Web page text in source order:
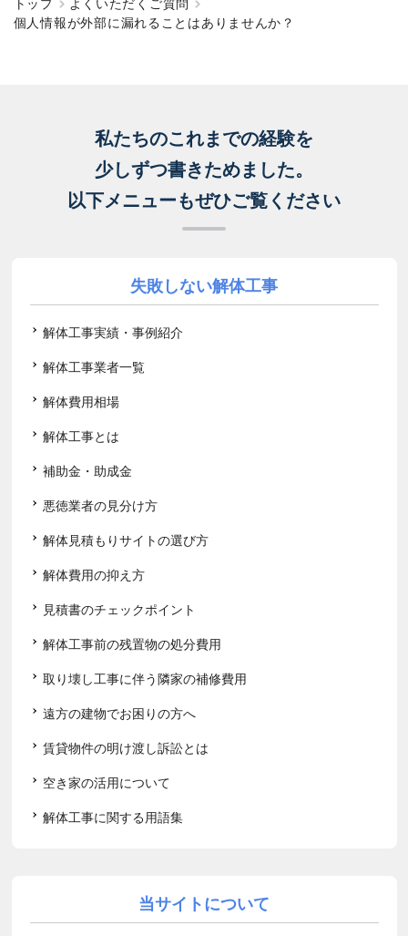
トップ
よくいただくご質問
個人情報が外部に漏れることはありませんか？
私たちのこれまでの経験を
少しずつ書きためました。
以下メニューもぜひご覧ください
失敗しない解体工事
解体工事実績・事例紹介
解体工事業者一覧
解体費用相場
解体工事とは
補助金・助成金
悪徳業者の見分け方
解体見積もりサイトの選び方
解体費用の抑え方
見積書のチェックポイント
解体工事前の残置物の処分費用
取り壊し工事に伴う隣家の補修費用
遠方の建物でお困りの方へ
賃貸物件の明け渡し訴訟とは
空き家の活用について
解体工事に関する用語集
当サイトについて